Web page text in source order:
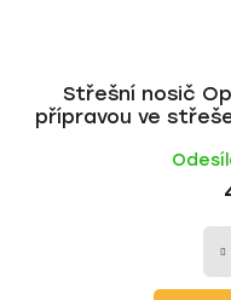
Střešní nosič
přípravou ve